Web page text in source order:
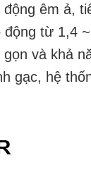
êm ả,
từ 1,4
và khả
gạc, hệ